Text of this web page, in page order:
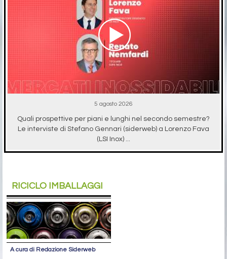
5 agosto 2026
Quali prospettive per piani e lunghi nel secondo semestre?
Le interviste di Stefano Gennari (siderweb) a Lorenzo Fava
(LSI Inox) ...
RICICLO IMBALLAGGI
A cura di Redazione Siderweb